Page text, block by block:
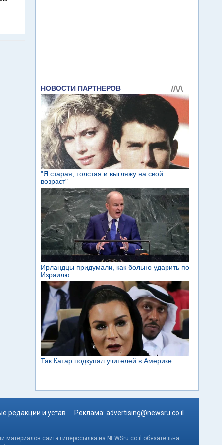
редакции и устав Реклама: advertising@newsru.co.il
сайта гиперссылка на NEWSru.co.il обязательна.